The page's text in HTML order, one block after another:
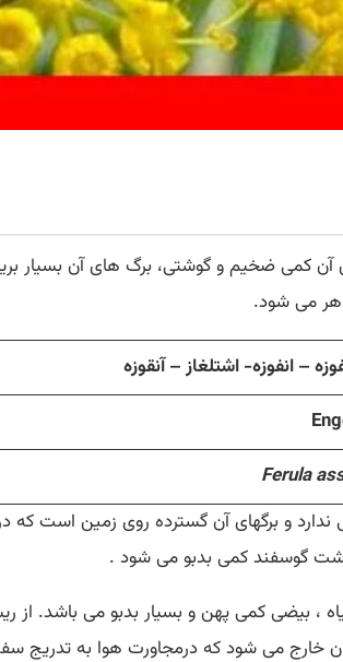
می شود.
– انفوزه- اشتلغاز – آنقوزه
Ferula
و برگهای آن گسترده روی زمین است که
گوسفند کمی بدبو می شود .
، بیضی کمی پهن و بسیار بدبو می باشد. از
خارج می شود که درمجاورت هوا به